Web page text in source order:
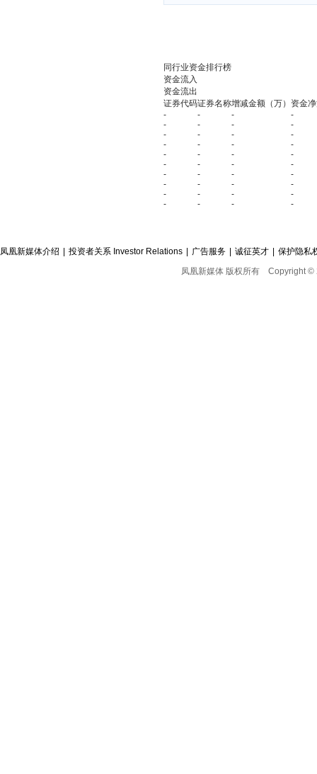
同行业资金排行榜
资金流入
资金流出
证券代码证券名称增减金额（万） 资金
-
- -
-
-
- -
-
-
- -
-
-
- -
-
-
- -
-
-
- -
-
-
- -
-
-
- -
-
-
- -
-
-
- - -
凤凰新媒体介绍 投资者关系 Investor Relations 广告服务 诚征英才
保护隐私
凤凰新媒体 版权所有 Copyright ©